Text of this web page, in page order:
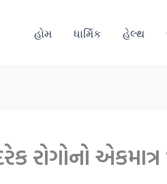
હોમ ધાર્મિક હેલ્થ
રોગોનો એકમાત્ર